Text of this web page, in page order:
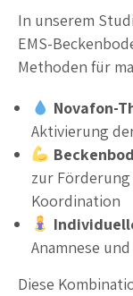
In unserem
EMS-
Methoden für
Novafon-
Aktivierung
zur
Koordination
Anamnese
Diese